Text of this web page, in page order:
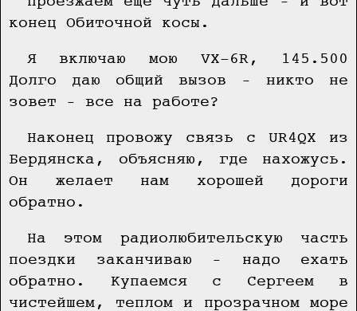
конец Обиточной косы.
Я включаю мою VX-6R, 145.500
Долго даю общий вызов – никто не
зовет – все на работе?
Наконец провожу связь с UR4QX из
Бердянска, объясняю, где нахожусь.
Он желает нам хорошей дороги
обратно.
На этом радиолюбительскую часть
поездки заканчиваю – надо ехать
обратно. Купаемся с Сергеем в
чистейшем, теплом и прозрачном море